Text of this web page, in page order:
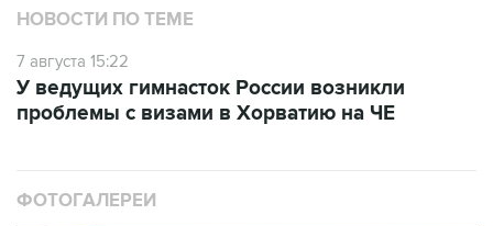
НОВОСТИ ПО ТЕМЕ
7 августа 15:22
У ведущих гимнасток России возникли
проблемы с визами в Хорватию на ЧЕ
ФОТОГАЛЕРЕИ